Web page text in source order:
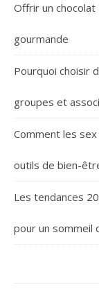
Offrir un chocolat
gourmande
Pourquoi choisir
groupes et
Comment les
outils de bien-
Les tendances
pour un sommeil